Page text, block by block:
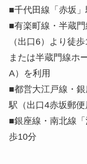
■千代田線「赤坂
■有楽町線・半蔵
（出口6）より徒
または半蔵門線ホ
A）を利用
■都営大江戸線・銀
駅（出口4赤坂郵
■銀座線・南北線
歩10分